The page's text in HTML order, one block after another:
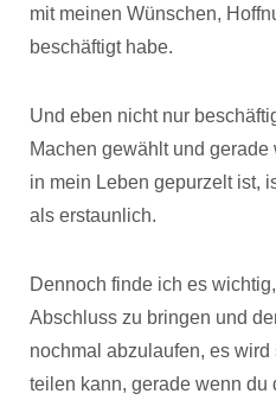
mit meinen Wünschen,
beschäftigt habe.
Und eben nicht nur
Machen gewählt und
in mein Leben gepurzelt ist,
als erstaunlich.
Dennoch finde ich es
Abschluss zu bringen und
nochmal abzulaufen, es
teilen kann, gerade wenn du